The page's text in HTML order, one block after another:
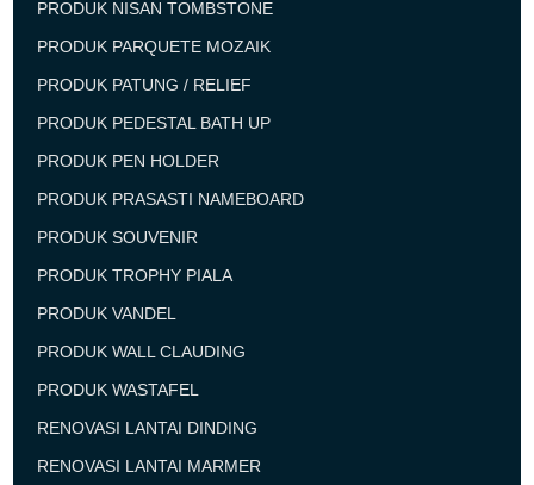
PRODUK NISAN TOMBSTONE
PRODUK PARQUETE MOZAIK
PRODUK PATUNG / RELIEF
PRODUK PEDESTAL BATH UP
PRODUK PEN HOLDER
PRODUK PRASASTI NAMEBOARD
PRODUK SOUVENIR
PRODUK TROPHY PIALA
PRODUK VANDEL
PRODUK WALL CLAUDING
PRODUK WASTAFEL
RENOVASI LANTAI DINDING
RENOVASI LANTAI MARMER